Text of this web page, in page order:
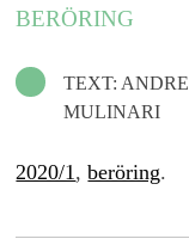
BERÖRING
TEXT:
MULINARI
2020/1 ,beröring.